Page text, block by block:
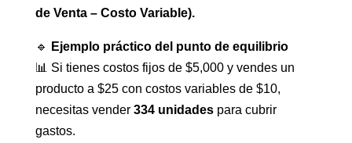
de Venta – Costo Variable).
🔹
Ejemplo práctico del punto de equilibrio
📊 Si tienes costos fijos de $5,000 y vendes un
producto a $25 con costos variables de $10,
necesitas vender 334 unidadespara cubrir
gastos.